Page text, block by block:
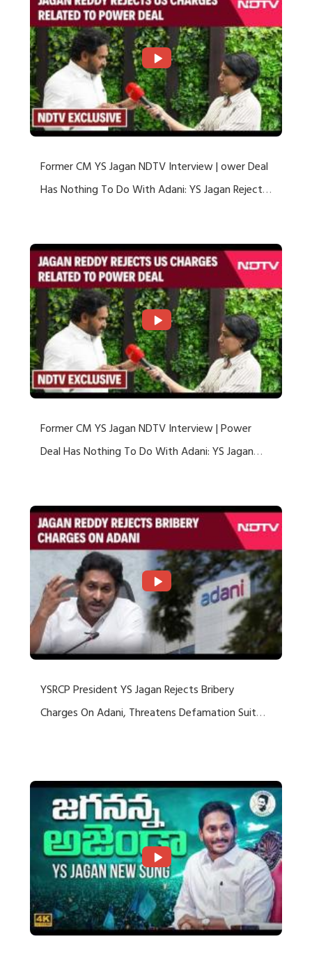
Former CM YS Jagan NDTV Interview | ower Deal
Has Nothing To Do With Adani: YS Jagan Rejects
Former CM YS Jagan NDTV Interview | Power
Deal Has Nothing To Do With Adani: YS Jagan
YSRCP President YS Jagan Rejects Bribery
Charges On Adani, Threatens Defamation Suit